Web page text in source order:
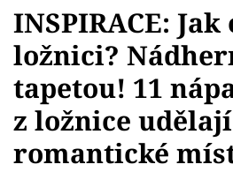
Témata
Bydlení
Zahrada
INSPIRACE:
ložnici?
tapetou! 11
z ložnice udělají
romantické